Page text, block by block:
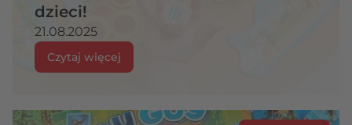
dzieci!
21.08.2025
Czytaj więcej